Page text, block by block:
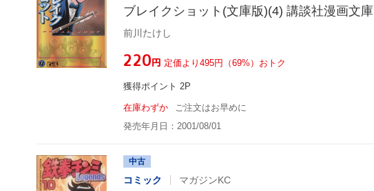
ブレイクショット(文庫版)(4) 講談社漫画文庫
前川たけし
¥220円 定価より495円（69%）おトク
獲得ポイント 2P
在庫わずか
ご注文はお早めに
発売年月日：2001/08/01
中古
コミック マガジンKC